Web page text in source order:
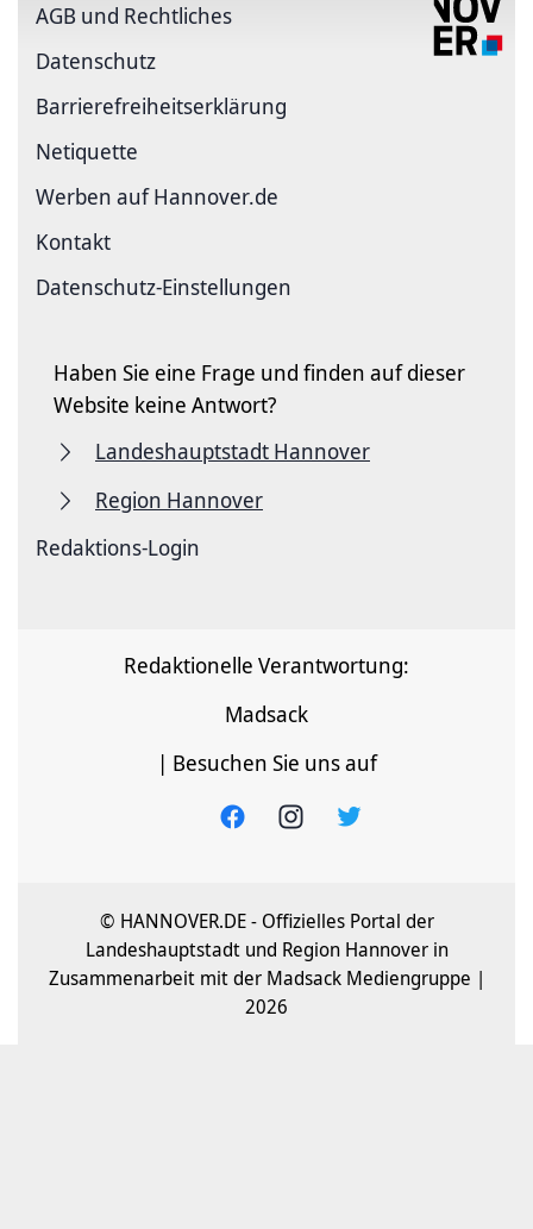
AGB und Rechtliches
Datenschutz
Barriere­freiheits­erklärung
Netiquette
Werben auf Hannover.de
Kontakt
Datenschutz-Einstellungen
Haben Sie eine Frage und finden auf dieser
Website keine Antwort?
Landeshauptstadt Hannover
Region Hannover
Redaktions-Login
Redaktionelle Verantwortung:
Madsack
| Besuchen Sie uns auf
© HANNOVER.DE - Offizielles Portal der
Landeshauptstadt und Region Hannover in
Zusammenarbeit mit der Madsack Mediengruppe |
2026